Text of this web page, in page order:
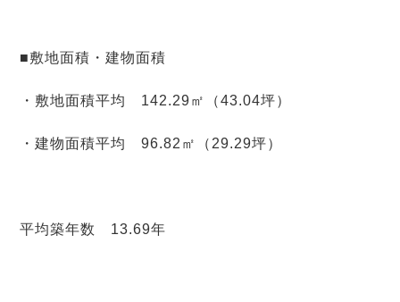
■敷地面積・建物面積
・敷地面積平均 142.29㎡（43.04坪）
・建物面積平均 96.82㎡（29.29坪）
平均築年数 13.69年